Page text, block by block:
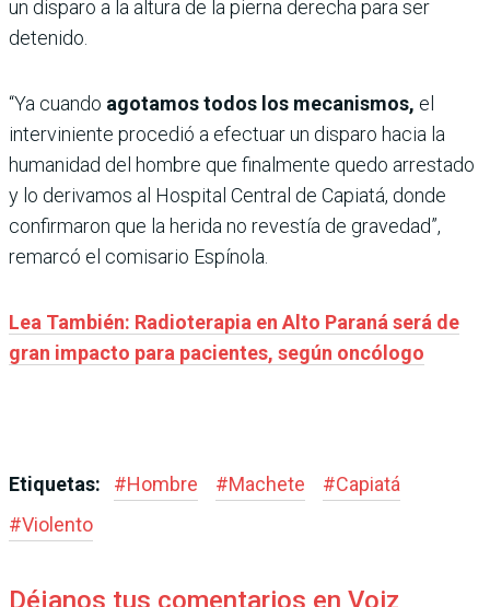
un disparo a la altura de la pierna derecha para ser
detenido.
“Ya cuando agotamos todos los mecanismos, el
interviniente procedió a efectuar un disparo hacia la
humanidad del hombre que finalmente quedo arrestado
y lo derivamos al Hospital Central de Capiatá, donde
confirmaron que la herida no revestía de gravedad”,
remarcó el comisario Espínola.
Lea También: Radioterapia en Alto Paraná será de
gran impacto para pacientes, según oncólogo
Etiquetas: #Hombre #Machete #Capiatá
#Violento
Déjanos tus comentarios en Voiz